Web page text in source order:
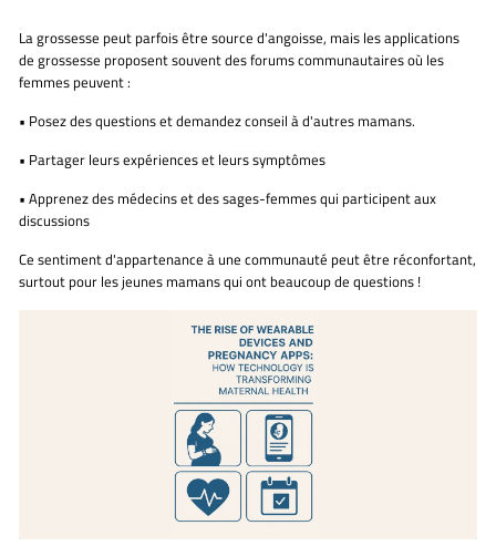
La grossesse peut parfois être source d'angoisse, mais les applications
de grossesse proposent souventdes forums communautairesoù les
femmes peuvent :
• Posez des questions et demandez conseil à d'autres mamans.
• Partager leurs expériences et leurs symptômes
• Apprenez des médecins et des sages-femmes qui participent aux
discussions
Ce sentiment d'appartenance à une communauté peut être réconfortant,
surtout pour les jeunes mamans qui ont beaucoup de questions !